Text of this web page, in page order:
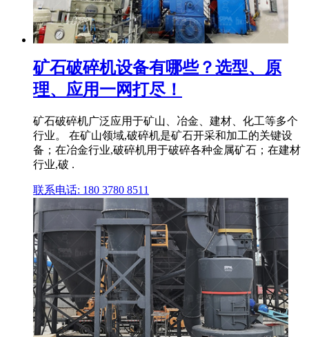
矿石破碎机设备有哪些？选型、原
理、应用一网打尽！
矿石破碎机广泛应用于矿山、冶金、建材、化工等多个
行业。 在矿山领域,破碎机是矿石开采和加工的关键设
备；在冶金行业,破碎机用于破碎各种金属矿石；在建材
行业,破 .
联系电话: 180 3780 8511